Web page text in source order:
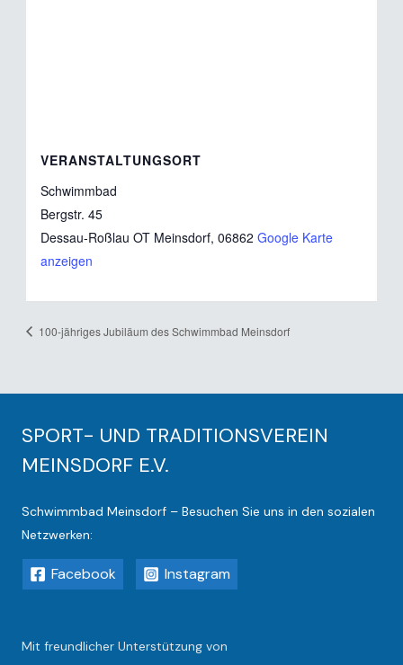
VERANSTALTUNGSORT
Schwimmbad
Bergstr. 45
Dessau-Roßlau OT Meinsdorf, 06862 Google Karte
anzeigen
100-jähriges Jubiläum des Schwimmbad Meinsdorf
SPORT- UND TRADITIONSVEREIN
MEINSDORF E.V.
Schwimmbad Meinsdorf – Besuchen Sie uns in den sozialen
Netzwerken:
Facebook Instagram
Mit freundlicher Unterstützung von